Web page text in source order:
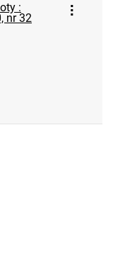
nr
nr
nr
nr
nr
:
nr 32